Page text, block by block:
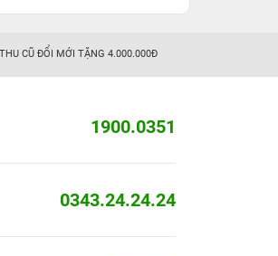
THU CŨ ĐỔI MỚI TẶNG 4.000.000Đ
1900.0351
0343.24.24.24